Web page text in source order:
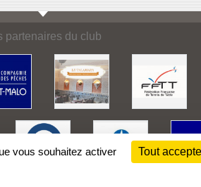
partenaires du club
vous souhaitez activer Tout